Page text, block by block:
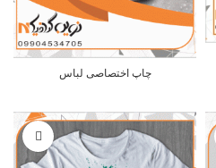
چاپ اختصاصی لباس